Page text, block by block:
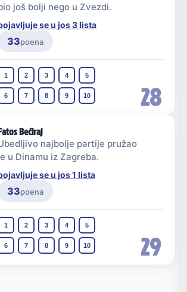
28
još bolji nego u Zvezdi.
se u jos 3 lista
33poena
1 2 3 4 5
6 7 8 9 10
29
Bećiraj
najbolje partije pružao
u Dinamu iz Zagreba.
se u jos 1 lista
33poena
1 2 3 4 5
6 7 8 9 10